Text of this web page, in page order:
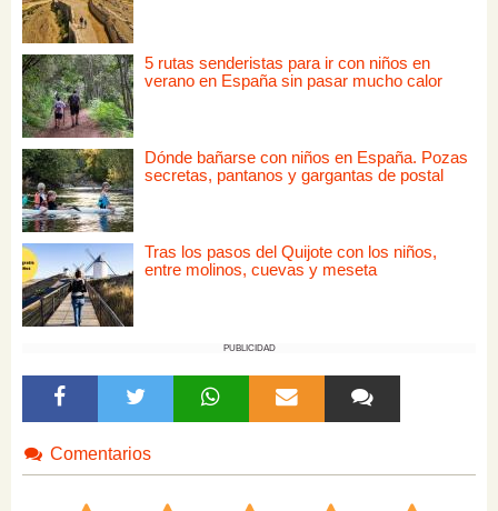
5 rutas senderistas para ir con niños en
verano en España sin pasar mucho calor
Dónde bañarse con niños en España. Pozas
secretas, pantanos y gargantas de postal
Tras los pasos del Quijote con los niños,
entre molinos, cuevas y meseta
PUBLICIDAD
Comentarios